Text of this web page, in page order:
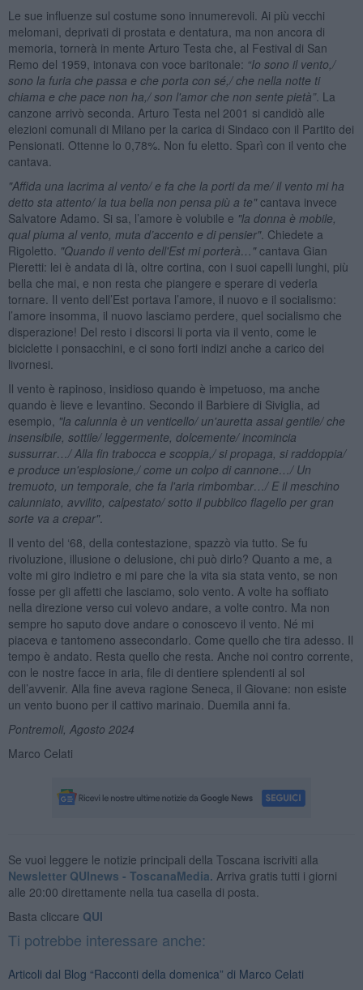
Le sue influenze sul costume sono innumerevoli. Ai più vecchi
melomani, deprivati di prostata e dentatura, ma non ancora di
memoria, tornerà in mente Arturo Testa che, al Festival di San
Remo del 1959, intonava con voce baritonale: “Io sono il vento,/
sono la furia che passa e che porta con sé ,/ che nella notte ti
chiama e che pace non ha,/ son l'amor che non sente pietà”. La
canzone arrivò seconda. Arturo Testa nel 2001 si candidò alle
elezioni comunali di Milano per la carica di Sindaco con il Partito dei
Pensionati. Ottenne lo 0,78%. Non fu eletto. Sparì con il vento che
cantava.
"Affida una lacrima al vento/ e fa che la porti da me/ il vento mi ha
detto sta attento/ la tua bella non pensa più a te"cantava invece
Salvatore Adamo. Si sa, l’amore è volubile e "la donna è mobile,
qual piuma al vento, muta d’accento e di pensier". Chiedete a
Rigoletto. "Quando il vento dell'Estmi porterà… "cantava Gian
Pieretti: lei è andata di là, oltre cortina, con i suoi capelli lunghi, più
bella che mai, e non resta che piangere e sperare di vederla
tornare. Il vento dell’Est portava l’amore, il nuovo e il socialismo:
l’amore insomma, il nuovo lasciamo perdere, quel socialismo che
disperazione! Del resto i discorsi li porta via il vento, come le
biciclette i ponsacchini, e ci sono forti indizi anche a carico dei
livornesi.
Il vento è rapinoso, insidioso quando è impetuoso, ma anche
quando è lieve e levantino. Secondo il Barbiere di Siviglia, ad
esempio, "la calunnia è un venticello/ un'auretta assai gentile/ che
insensibile, sottile/ leggermente, dolcemente/ incomincia
sussurrar… / Alla fin trabocca e scoppia,/ si propaga, si raddoppia/
e produce un'esplosione,/ come un colpo di cannone… / Un
tremuoto, un temporale, che fa l'aria rimbombar… / E il meschino
calunniato, avvilito, calpestato/ sotto il pubblico flagello per gran
sorte va a crepar".
Il vento del ‘68, della contestazione, spazzò via tutto. Se fu
rivoluzione, illusione o delusione, chi può dirlo? Quanto a me, a
volte mi giro indietro e mi pare che la vita sia stata vento, se non
fosse per gli affetti che lasciamo, solo vento. A volte ha soffiato
nella direzione verso cui volevo andare, a volte contro. Ma non
sempre ho saputo dove andare o conoscevo il vento. Né mi
piaceva e tantomeno assecondarlo. Come quello che tira adesso. Il
tempo è andato. Resta quello che resta. Anche noi contro corrente,
con le nostre facce in aria, file di dentiere splendenti al sol
dell’avvenir. Alla fine aveva ragione Seneca, il Giovane: non esiste
un vento buono per il cattivo marinaio. Duemila anni fa.
Pontremoli, Agosto 2024
Marco Celati
Se vuoi leggere le notizie principali della Toscana iscriviti alla
Newsletter QUInews - ToscanaMedia. Arriva gratis tutti i giorni
alle 20:00 direttamente nella tua casella di posta.
Basta cliccare QUI
Ti potrebbe interessare anche:
Articoli dal Blog “Racconti della domenica” di Marco Celati